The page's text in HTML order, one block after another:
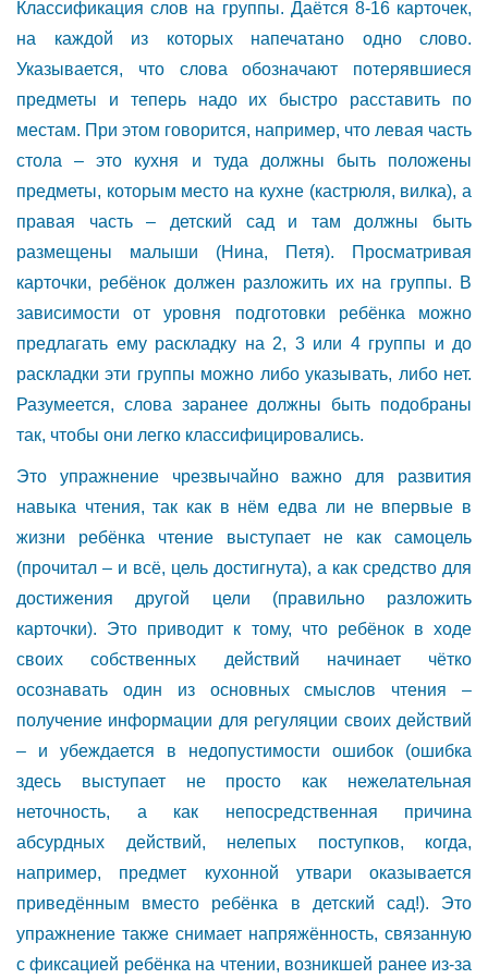
Классификация слов на группы. Даётся 8-16 карточек,
на каждой из которых напечатано одно слово.
Указывается, что слова обозначают потерявшиеся
предметы и теперь надо их быстро расставить по
местам. При этом говорится, например, что левая часть
стола – это кухня и туда должны быть положены
предметы, которым место на кухне (кастрюля, вилка), а
правая часть – детский сад и там должны быть
размещены малыши (Нина, Петя). Просматривая
карточки, ребёнок должен разложить их на группы. В
зависимости от уровня подготовки ребёнка можно
предлагать ему раскладку на 2, 3 или 4 группы и до
раскладки эти группы можно либо указывать, либо нет.
Разумеется, слова заранее должны быть подобраны
так, чтобы они легко классифицировались.
Это упражнение чрезвычайно важно для развития
навыка чтения, так как в нём едва ли не впервые в
жизни ребёнка чтение выступает не как самоцель
(прочитал – и всё, цель достигнута), а как средство для
достижения другой цели (правильно разложить
карточки). Это приводит к тому, что ребёнок в ходе
своих собственных действий начинает чётко
осознавать один из основных смыслов чтения –
получение информации для регуляции своих действий
– и убеждается в недопустимости ошибок (ошибка
здесь выступает не просто как нежелательная
неточность, а как непосредственная причина
абсурдных действий, нелепых поступков, когда,
например, предмет кухонной утвари оказывается
приведённым вместо ребёнка в детский сад!). Это
упражнение также снимает напряжённость, связанную
с фиксацией ребёнка на чтении, возникшей ранее из-за